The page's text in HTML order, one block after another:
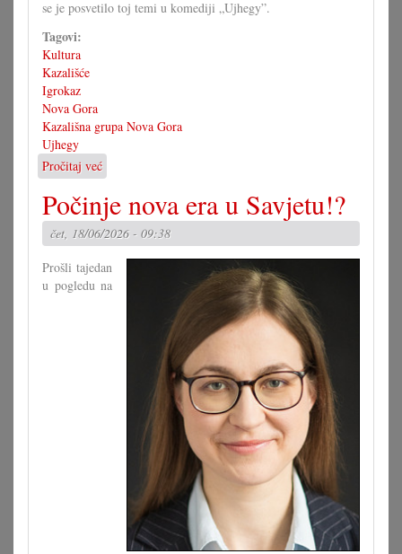
se je posvetilo toj temi u komediji „Ujhegy”.
Tagovi:
Kultura
Kazališće
Igrokaz
Nova Gora
Kazališna grupa Nova Gora
Ujhegy
Pročitaj već
Uj
kako
je
nastala
Nova
Gora
Počinje nova era u Savjetu!?
čet, 18/06/2026 - 09:38
Prošli tajedan
u pogledu na